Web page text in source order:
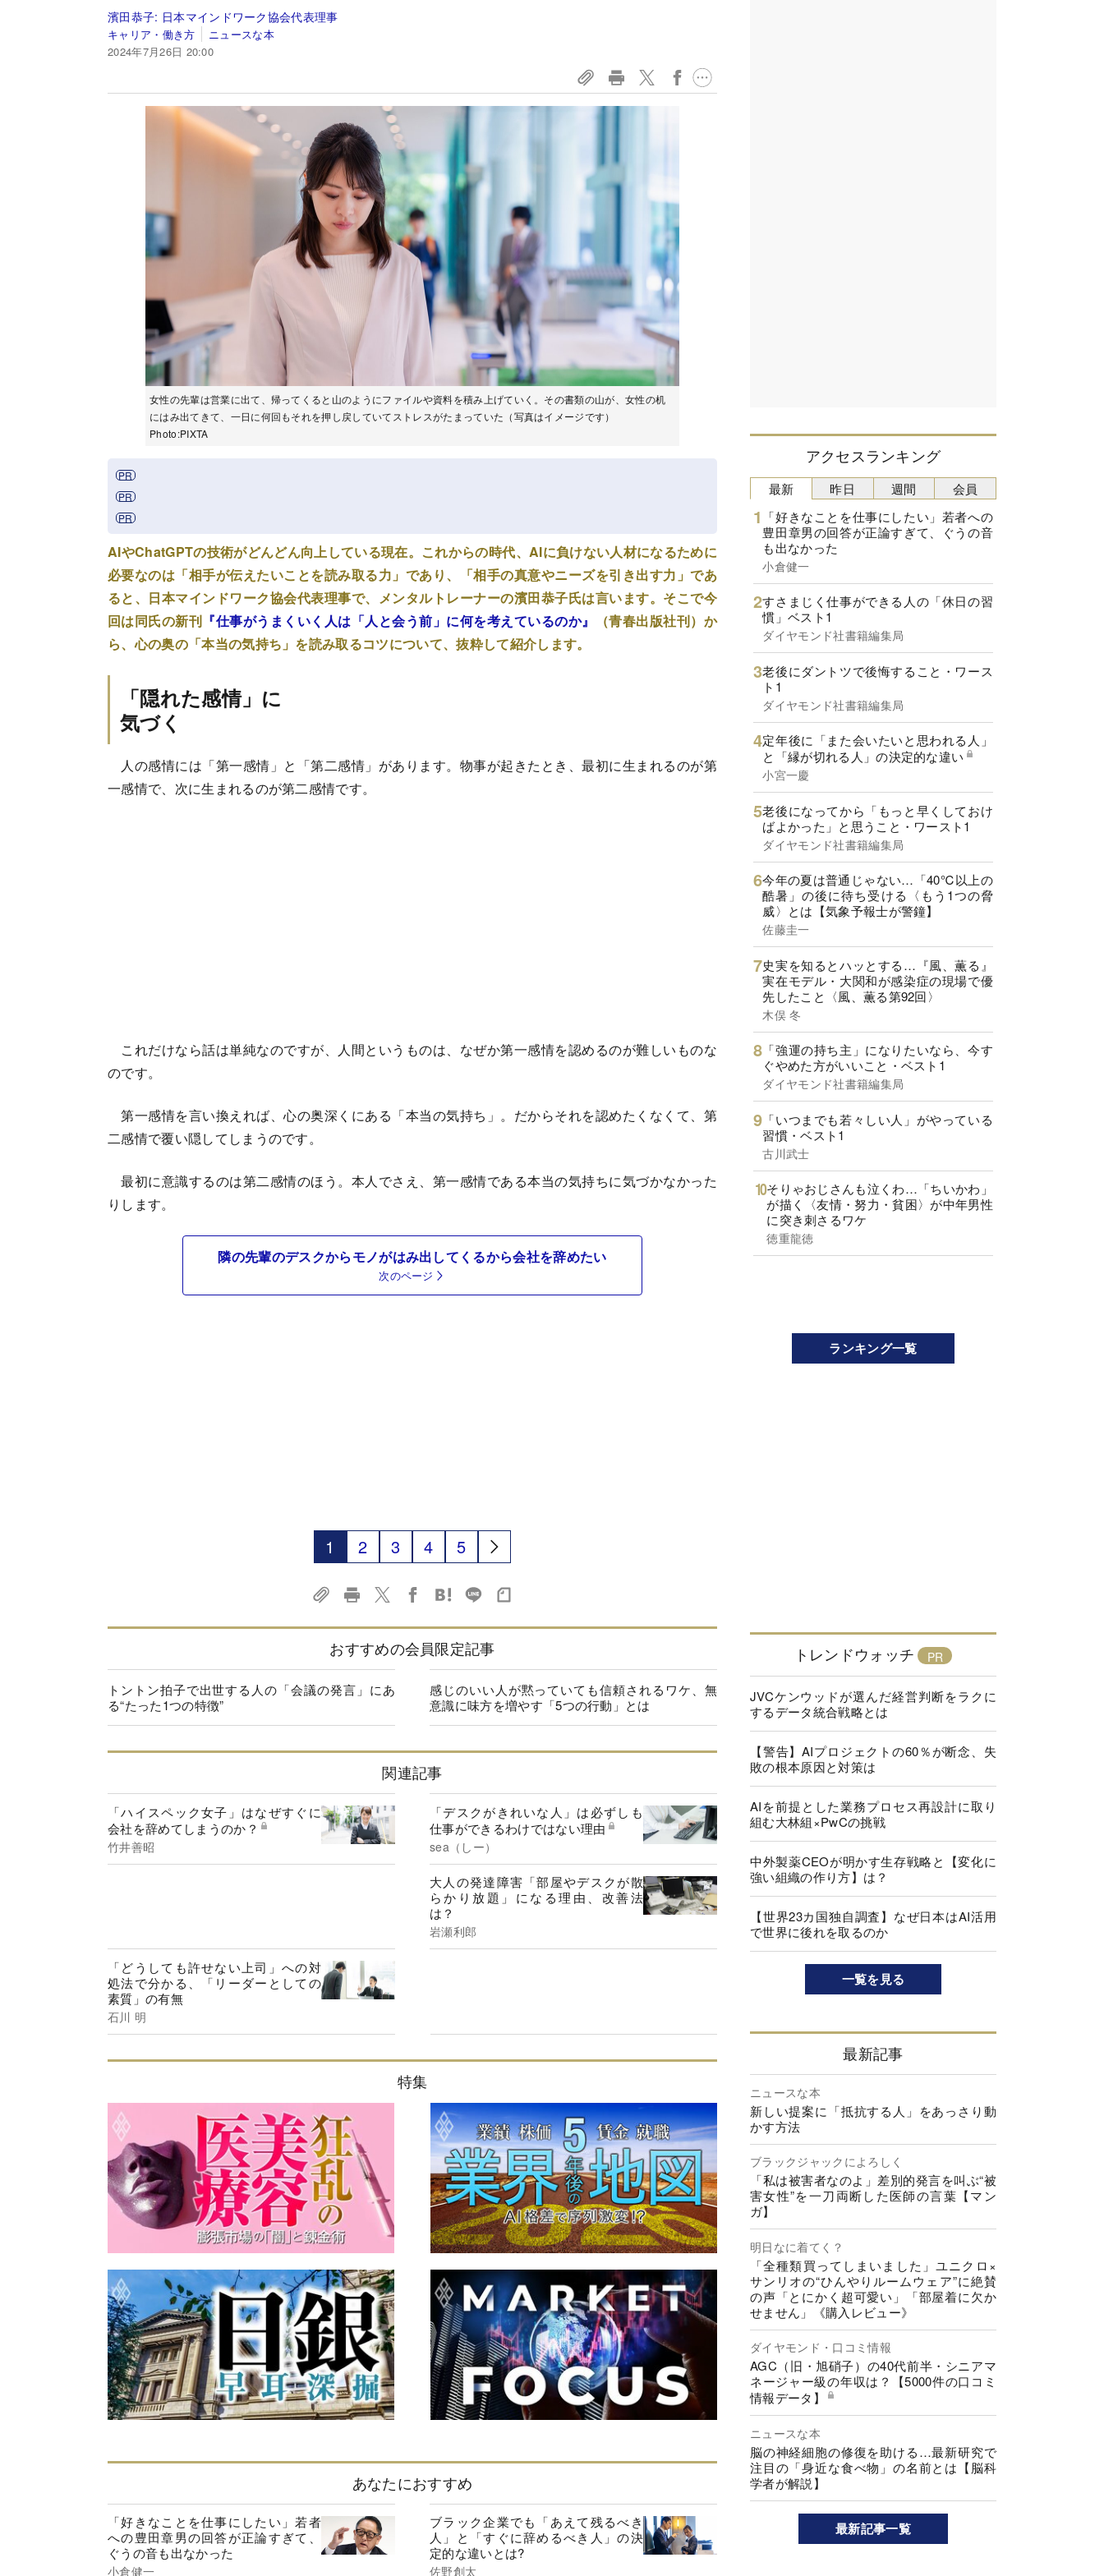
濱田恭子: 日本マインドワーク協会代表理事
キャリア・働き方
ニュースな本
2024年7月26日 20:00
女性の先輩は営業に出て、帰ってくると山のようにファイルや資料を積み上げていく。その書類の山が、女性の机
にはみ出てきて、一日に何回もそれを押し戻していてストレスがたまっていた（写真はイメージです）
Photo:PIXTA
AIやChatGPTの技術がどんどん向上している現在。これからの時代、AIに負けない人材になるために
必要なのは「相手が伝えたいことを読み取る力」であり、「相手の真意やニーズを引き出す力」であ
ると、日本マインドワーク協会代表理事で、メンタルトレーナーの濱田恭子氏は言います。そこで今
回は同氏の新刊 『仕事がうまくいく人は「人と会う前」に何を考えているのか』
（青春出版社刊）か
ら、心の奥の「本当の気持ち」を読み取るコツについて、抜粋して紹介します。
「隠れた感情」に
気づく
人の感情には「第一感情」と「第二感情」があります。物事が起きたとき、最初に生まれるのが第
一感情で、次に生まれるのが第二感情です。
これだけなら話は単純なのですが、人間というものは、なぜか第一感情を認めるのが難しいものな
のです。
第一感情を言い換えれば、心の奥深くにある「本当の気持ち」。だからそれを認めたくなくて、第
二感情で覆い隠してしまうのです。
最初に意識するのは第二感情のほう。本人でさえ、第一感情である本当の気持ちに気づかなかった
りします。
隣の先輩のデスクからモノがはみ出してくるから会社を辞めたい
次のページ
1 2 3 4 5
おすすめの会員限定記事
トントン拍子で出世する人の「会議の発言」にあ
る“たった1つの特徴”
感じのいい人が黙っていても信頼されるワケ、無
意識に味方を増やす「5つの行動」とは
関連記事
「ハイスペック女子」はなぜすぐに
会社を辞めてしまうのか？
竹井善昭
「デスクがきれいな人」は必ずしも
仕事ができるわけではない理由
sea（しー）
大人の発達障害「部屋やデスクが散
らかり放題」になる理由、改善法
は？
岩瀬利郎
「どうしても許せない上司」への対
処法で分かる、「リーダーとしての
素質」の有無
石川 明
特集
あなたにおすすめ
「好きなことを仕事にしたい」若者
への豊田章男の回答が正論すぎて、
ぐうの音も出なかった
小倉健一
ブラック企業でも「あえて残るべき
人」と「すぐに辞めるべき人」の決
定的な違いとは?
佐野創太
アクセスランキング
最新
「好きなことを仕事にしたい」若者への
豊田章男の回答が正論すぎて、ぐうの音
も出なかった
小倉健一
すさまじく仕事ができる人の「休日の習
慣」ベスト1
ダイヤモンド社書籍編集局
老後にダントツで後悔すること・ワース
ト1
ダイヤモンド社書籍編集局
定年後に「また会いたいと思われる人」
と「縁が切れる人」の決定的な違い
小宮一慶
老後になってから「もっと早くしておけ
ばよかった」と思うこと・ワースト1
ダイヤモンド社書籍編集局
今年の夏は普通じゃない…「40℃以上の
酷暑」の後に待ち受ける〈もう1つの脅
威〉とは【気象予報士が警鐘】
佐藤圭一
史実を知るとハッとする…『風、薫る』
実在モデル・大関和が感染症の現場で優
先したこと〈風、薫る第92回〉
木俣 冬
「強運の持ち主」になりたいなら、今す
ぐやめた方がいいこと・ベスト1
ダイヤモンド社書籍編集局
「いつまでも若々しい人」がやっている
習慣・ベスト1
古川武士
そりゃおじさんも泣くわ…「ちいかわ」
が描く〈友情・努力・貧困〉が中年男性
に突き刺さるワケ
徳重龍徳
昨日 週間 会員
ランキング一覧
トレンドウォッチ
JVCケンウッドが選んだ経営判断をラクに
するデータ統合戦略とは
【警告】AIプロジェクトの60％が断念、失
敗の根本原因と対策は
AIを前提とした業務プロセス再設計に取り
組む大林組×PwCの挑戦
中外製薬CEOが明かす生存戦略と【変化に
強い組織の作り方】は？
【世界23カ国独自調査】なぜ日本はAI活用
で世界に後れを取るのか
一覧を見る
最新記事
ニュースな本
新しい提案に「抵抗する人」をあっさり動
かす方法
ブラックジャックによろしく
「私は被害者なのよ」差別的発言を叫ぶ“被
害女性”を一刀両断した医師の言葉【マン
ガ】
明日なに着てく？
「全種類買ってしまいました」ユニクロ×
サンリオの“ひんやりルームウェア”に絶賛
の声「とにかく超可愛い」「部屋着に欠か
せません」《購入レビュー》
ダイヤモンド・口コミ情報
AGC（旧・旭硝子）の40代前半・シニアマ
ネージャー級の年収は？【5000件の口コミ
情報データ】
ニュースな本
脳の神経細胞の修復を助ける…最新研究で
注目の「身近な食べ物」の名前とは【脳科
学者が解説】
最新記事一覧